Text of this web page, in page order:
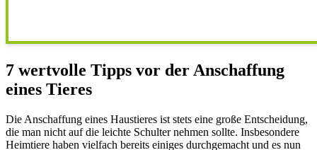
7 wertvolle Tipps vor der Anschaffung
eines Tieres
Die Anschaffung eines Haustieres ist stets eine große Entscheidung,
die man nicht auf die leichte Schulter nehmen sollte. Insbesondere
Heimtiere haben vielfach bereits einiges durchgemacht und es nun